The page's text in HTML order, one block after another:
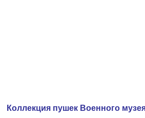
Коллекция пушек Военного